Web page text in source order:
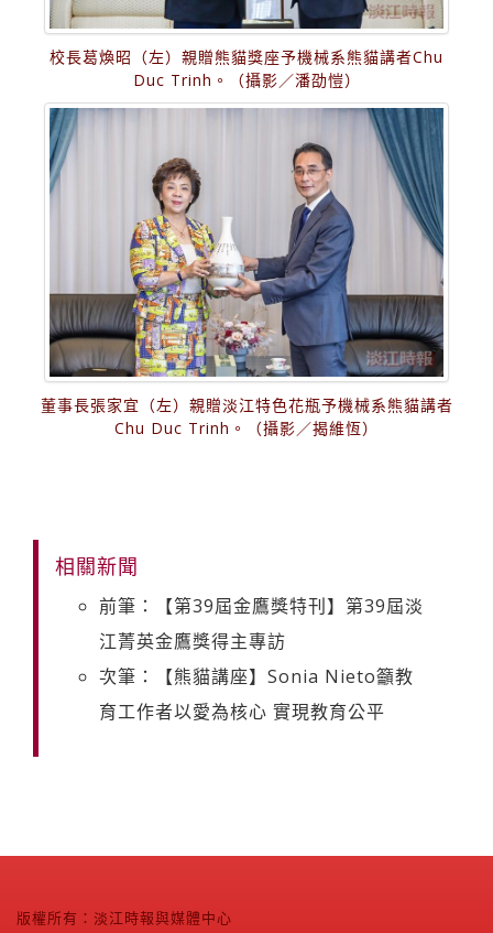
校長葛煥昭（左）親贈熊貓獎座予機械系熊貓講者Chu
Duc Trinh。（攝影／潘劭愷）
董事長張家宜（左）親贈淡江特色花瓶予機械系熊貓講者
Chu Duc Trinh。（攝影／揭維恆）
相關新聞
前筆：【第39屆金鷹獎特刊】第39屆淡
江菁英金鷹獎得主專訪
次筆：【熊貓講座】Sonia Nieto籲教
育工作者以愛為核心 實現教育公平
版權所有：淡江時報與媒體中心